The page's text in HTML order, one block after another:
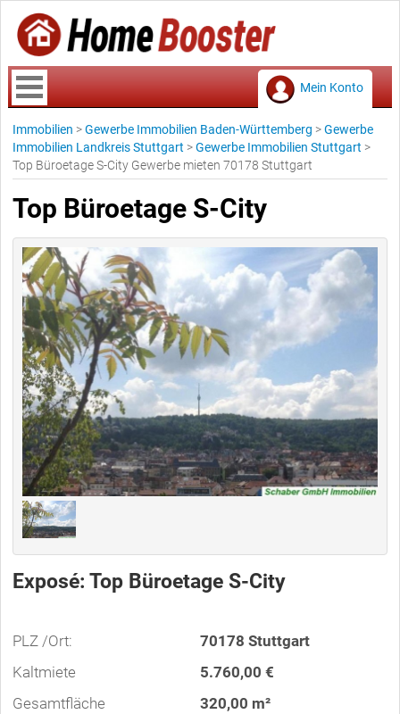
Mein Konto
Immobilien >Gewerbe Immobilien Baden-Württemberg >Gewerbe
Immobilien Landkreis Stuttgart >Gewerbe Immobilien Stuttgart >
Top Büroetage S-City Gewerbe mieten 70178 Stuttgart
Top Büroetage S-City
Exposé: Top Büroetage S-City
PLZ /Ort:
70178 Stuttgart
Kaltmiete
5.760,00 €
Gesamtfläche
320,00 m²